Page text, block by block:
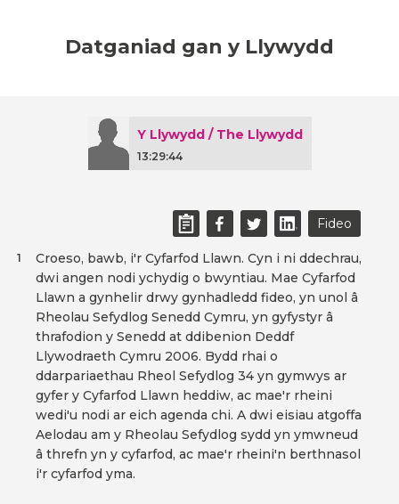
Datganiad gan y Llywydd
Y Llywydd / The Llywydd
13:29:44
Fideo
Croeso, bawb, i'r Cyfarfod Llawn. Cyn i ni ddechrau,
dwi angen nodi ychydig o bwyntiau. Mae Cyfarfod
Llawn a gynhelir drwy gynhadledd fideo, yn unol â
Rheolau Sefydlog Senedd Cymru, yn gyfystyr â
thrafodion y Senedd at ddibenion Deddf
Llywodraeth Cymru 2006. Bydd rhai o
ddarpariaethau Rheol Sefydlog 34 yn gymwys ar
gyfer y Cyfarfod Llawn heddiw, ac mae'r rheini
wedi'u nodi ar eich agenda chi. A dwi eisiau atgoffa
Aelodau am y Rheolau Sefydlog sydd yn ymwneud
â threfn yn y cyfarfod, ac mae'r rheini'n berthnasol
i'r cyfarfod yma.
1